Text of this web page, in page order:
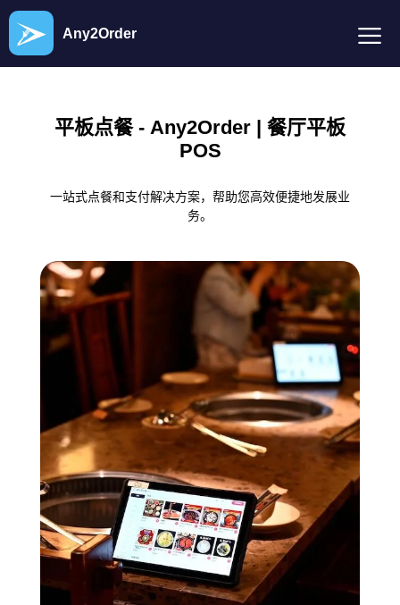
Any2Order
平板点餐 - Any2Order | 餐厅平板
POS
一站式点餐和支付解决方案，帮助您高效便捷地发展业
务。